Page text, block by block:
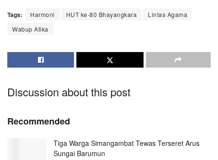
Tags: Harmoni HUT ke-80 Bhayangkara
Lintas Agama
Wabup Atika
Discussion about this post
Recommended
Tiga Warga Simangambat Tewas Terseret Arus
Sungai Barumun